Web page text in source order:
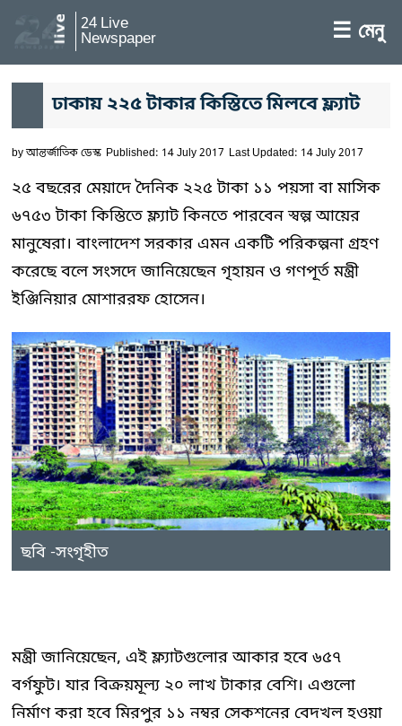
24 Live
Newspaper ☰ মেনু
ঢাকায় ২২৫ টাকার কিস্তিতে মিলবে ফ্ল্যাট
byআন্তর্জাতিক ডেস্ক Published: 14 July 2017 Last Updated: 14 July 2017
২৫ বছরের মেয়াদে দৈনিক ২২৫ টাকা ১১ পয়সা বা মাসিক
৬৭৫৩ টাকা কিস্তিতে ফ্ল্যাট কিনতে পারবেন স্বল্প আয়ের
মানুষেরা। বাংলাদেশ সরকার এমন একটি পরিকল্পনা গ্রহণ
করেছে বলে সংসদে জানিয়েছেন গৃহায়ন ও গণপূর্ত মন্ত্রী
ইঞ্জিনিয়ার মোশাররফ হোসেন।
ছবি -সংগৃহীত
মন্ত্রী জানিয়েছেন, এই ফ্ল্যাটগুলোর আকার হবে ৬৫৭
বর্গফুট। যার বিক্রয়মূল্য ২০ লাখ টাকার বেশি। এগুলো
নির্মাণ করা হবে মিরপুর ১১ নম্বর সেকশনের বেদখল হওয়া